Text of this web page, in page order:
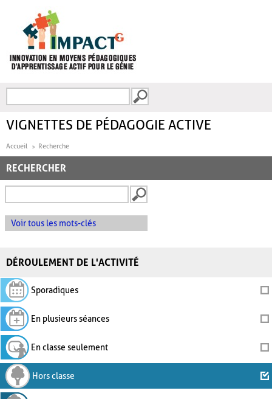
FORMULAIRE DE
VIGNETTES DE PÉDAGOGIE ACTIVE
Accueil Recherche
RECHERCHER
Voir tous les mots-clés
DÉROULEMENT DE L'ACTIVITÉ
Sporadiques
En plusieurs séances
En classe seulement
Hors classe